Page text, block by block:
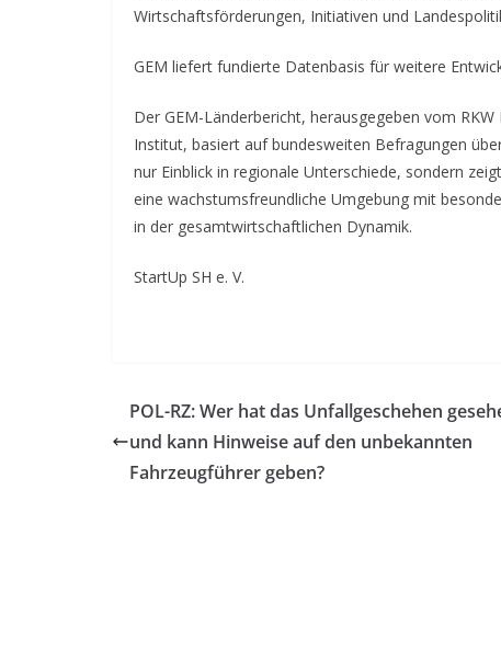
Wirtschaftsförderungen, Initiativen und
GEM liefert fundierte Datenbasis für weitere
Der GEM-Länderbericht, herausgegeben vom
Institut, basiert auf bundesweiten Befragungen
nur Einblick in regionale Unterschiede, sondern
eine wachstumsfreundliche Umgebung mit
in der gesamtwirtschaftlichen Dynamik.
StartUp SH e. V.
POL-RZ: Wer hat das Unfallgeschehen
und kann Hinweise auf den unbekannten
Fahrzeugführer geben?